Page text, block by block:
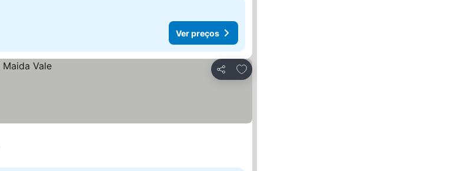
Ver preços
Partilhar
Adicionar aos favoritos